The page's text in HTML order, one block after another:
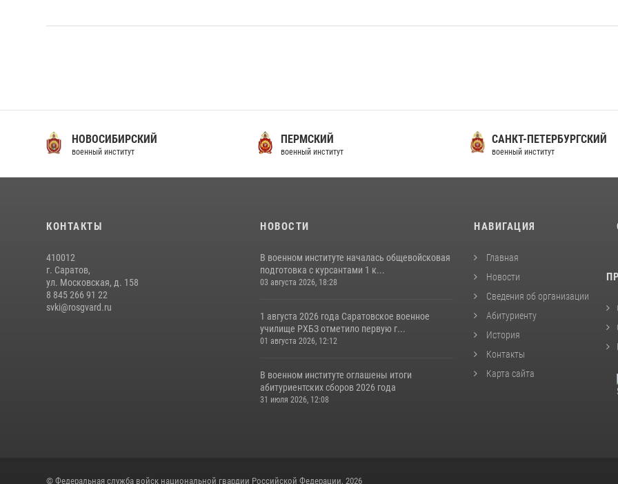
НОВОСИБИРСКИЙ
военный институт
ПЕРМСКИЙ
военный институт
САНКТ-ПЕТЕРБУРГСКИЙ
военный институт
КОНТАКТЫ
410012
г. Саратов,
ул. Московская, д. 158
8 845 266 91 22
svki@rosgvard.ru
НОВОСТИ
В военном институте началась общевойсковая
подготовка с курсантами 1 к...
03 августа 2026, 18:28
1 августа 2026 года Саратовское военное
училище РХБЗ отметило первую г...
01 августа 2026, 12:12
В военном институте оглашены итоги
абитуриентских сборов 2026 года
31 июля 2026, 12:08
НАВИГАЦИЯ
Главная
Новости
Сведения об организации
Абитуриенту
История
Контакты
Карта сайта
© Федеральная служба войск национальной гвардии Российской Федерации, 2026